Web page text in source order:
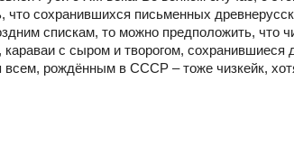
сохранившихся письменных
спискам, то можно предположить, что
с сыром и творогом,
всем, рождённым в СССР – тоже чизкейк,